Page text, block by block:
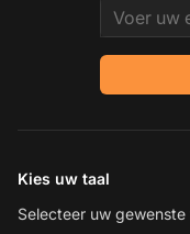
Email
Kies uw taal
Selecteer uw